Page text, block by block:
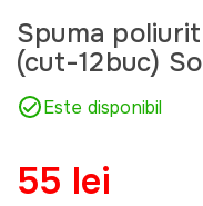
Spuma
(cut-12buc)
Este disponibil
55 lei